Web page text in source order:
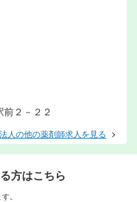
２－２２
人の他の薬剤師求人を見る
方はこちら
。